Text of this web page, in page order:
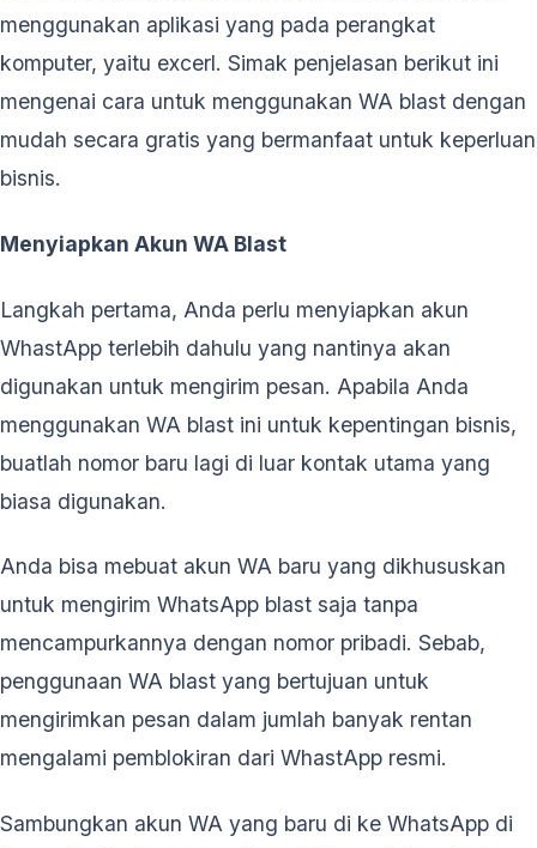
menggunakan aplikasi yang pada perangkat
komputer, yaitu excerl. Simak penjelasan berikut ini
mengenai cara untuk menggunakan WA blast dengan
mudah secara gratis yang bermanfaat untuk keperluan
bisnis.
Menyiapkan Akun WA Blast
Langkah pertama, Anda perlu menyiapkan akun
WhastApp terlebih dahulu yang nantinya akan
digunakan untuk mengirim pesan. Apabila Anda
menggunakan WA blast ini untuk kepentingan bisnis,
buatlah nomor baru lagi di luar kontak utama yang
biasa digunakan.
Anda bisa mebuat akun WA baru yang dikhususkan
untuk mengirim WhatsApp blast saja tanpa
mencampurkannya dengan nomor pribadi. Sebab,
penggunaan WA blast yang bertujuan untuk
mengirimkan pesan dalam jumlah banyak rentan
mengalami pemblokiran dari WhastApp resmi.
Sambungkan akun WA yang baru di ke WhatsApp di